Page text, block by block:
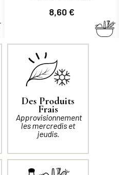
Prix
8,60 €
Des Produits
Frais
Approvisionnement
les mercredis et
jeudis.